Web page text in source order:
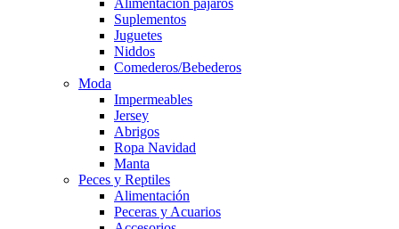
Alimentación pájaros
Suplementos
Juguetes
Niddos
Comederos/Bebederos
Moda
Impermeables
Jersey
Abrigos
Ropa Navidad
Manta
Peces y Reptiles
Alimentación
Peceras y Acuarios